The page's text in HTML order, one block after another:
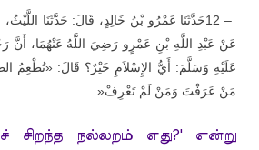
12 –حَدَّثَنَا عَمْرُو بْنُ خَالِدٍ، قَالَ: حَدَّثَنَا
عَنْ عَبْدِ اللَّهِ بْنِ عَمْرٍو رَضِيَ اللَّهُ عَنْهُمَا، أَنَّ
عَلَيْهِ وَسَلَّمَ: أَيُّ الإِسْلاَمِ خَيْرٌ؟ قَالَ: «تُطْعِمُ
مَنْ عَرَفْتَ وَمَنْ لَمْ تَعْرِفْ»
சிறந்த நல்லறம் எது?' என்று